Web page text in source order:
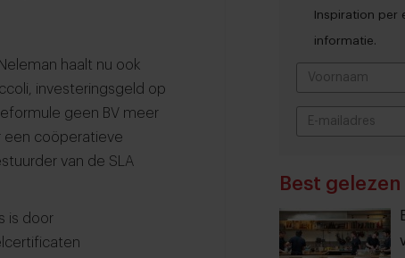
haalt nu ook
investeringsgeld op
geen BV meer
een coöperatieve
van de SLA
is door
Inspiration per
informatie.
Best